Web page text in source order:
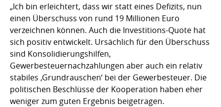
„Ich bin erleichtert, dass wir statt eines Defizits, nun
einen Überschuss von rund 19 Millionen Euro
verzeichnen können. Auch die Investitions-Quote hat
sich positiv entwickelt. Ursächlich für den Überschuss
sind Konsolidierungshilfen,
Gewerbesteuernachzahlungen aber auch ein relativ
stabiles ‚Grundrauschen‘ bei der Gewerbesteuer. Die
politischen Beschlüsse der Kooperation haben eher
weniger zum guten Ergebnis beigetragen.